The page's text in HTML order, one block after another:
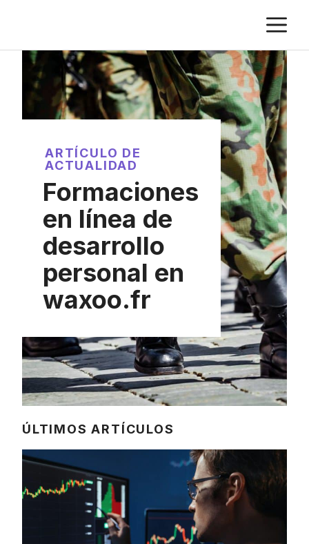
contenido
ARTÍCULO DE
ACTUALIDAD
Formaciones
en línea de
desarrollo
personal en
waxoo.fr
ÚLTIMOS ARTÍCULOS